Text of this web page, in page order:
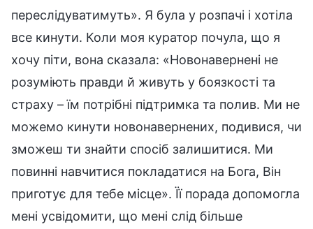
переслідуватимуть». Я була у розпачі і хотіла
все кинути. Коли моя куратор почула, що я
хочу піти, вона сказала: «Новонавернені не
розуміють правди й живуть у боязкості та
страху – їм потрібні підтримка та полив. Ми не
можемо кинути новонавернених, подивися, чи
зможеш ти знайти спосіб залишитися. Ми
повинні навчитися покладатися на Бога, Він
приготує для тебе місце». Її порада допомогла
мені усвідомити, що мені слід більше